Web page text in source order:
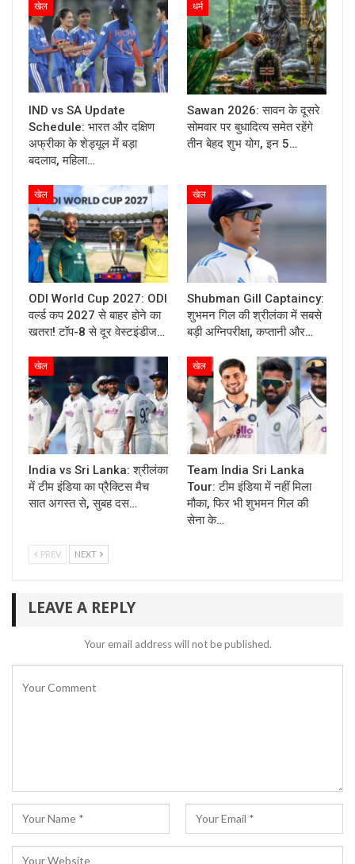
खेल
IND vs SA Update
Schedule: भारत और दक्षिण
अफ्रीका के शेड्यूल में बड़ा
बदलाव, महिला…
धर्म
Sawan 2026: सावन के दूसरे
सोमवार पर बुधादित्य समेत रहेंगे
तीन बेहद शुभ योग, इन 5…
खेल
ODI World Cup 2027: ODI
वर्ल्ड कप 2027 से बाहर होने का
खतरा! टॉप-8 से दूर वेस्टइंडीज…
खेल
Shubman Gill Captaincy:
शुभमन गिल की श्रीलंका में सबसे
बड़ी अग्निपरीक्षा, कप्तानी और…
खेल
India vs Sri Lanka: श्रीलंका
में टीम इंडिया का प्रैक्टिस मैच
सात अगस्त से, सुबह दस…
खेल
Team India Sri Lanka
Tour: टीम इंडिया में नहीं मिला
मौका, फिर भी शुभमन गिल की
सेना के…
PREV NEXT
LEAVE A REPLY
Your email address will not be published.